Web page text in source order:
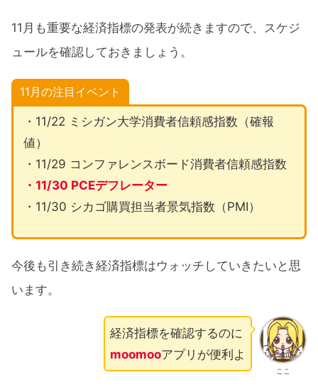
11月も重要な経済指標の発表が続きますので、スケジ
ュールを確認しておきましょう。
11月の注目イベント
・11/22 ミシガン大学消費者信頼感指数（確報
値）
・11/29 コンファレンスボード消費者信頼感指数
・11/30 PCEデフレーター
・11/30 シカゴ購買担当者景気指数（PMI）
今後も引き続き経済指標はウォッチしていきたいと思
います。
ここ
経済指標を確認するのに
moomooアプリが便利よ